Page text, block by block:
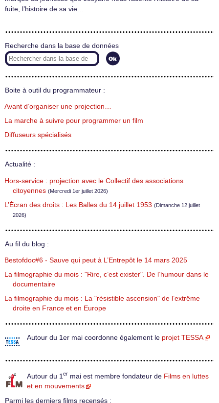
fuite, l’histoire de sa vie…
Recherche dans la base de données
Boite à outil du programmateur :
Avant d’organiser une projection…
La marche à suivre pour programmer un film
Diffuseurs spécialisés
Actualité :
Hors-service : projection avec le Collectif des associations
citoyennes (Mercredi 1er juillet 2026)
L’Écran des droits : Les Balles du 14 juillet 1953 (Dimanche 12 juillet
2026)
Au fil du blog :
Bestofdoc#6 - Sauve qui peut à L’Entrepôt le 14 mars 2025
La filmographie du mois : "Rire, c’est exister". De l’humour dans le
documentaire
La filmographie du mois : La "résistible ascension" de l’extrême
droite en France et en Europe
Autour du 1er mai coordonne également le projet TESSA
Autour du 1 er mai est membre fondateur de Films en luttes
et en mouvements
Parmi les derniers films recensés :